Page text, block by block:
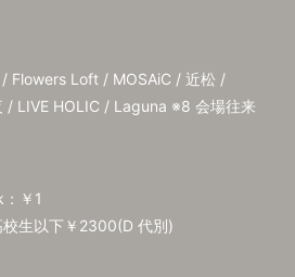
/ Flowers Loft / MOSAiC / 近松 /
/ LIVE HOLIC / Laguna ※8 会場往来
￥1
生以下￥2300(D 代別)